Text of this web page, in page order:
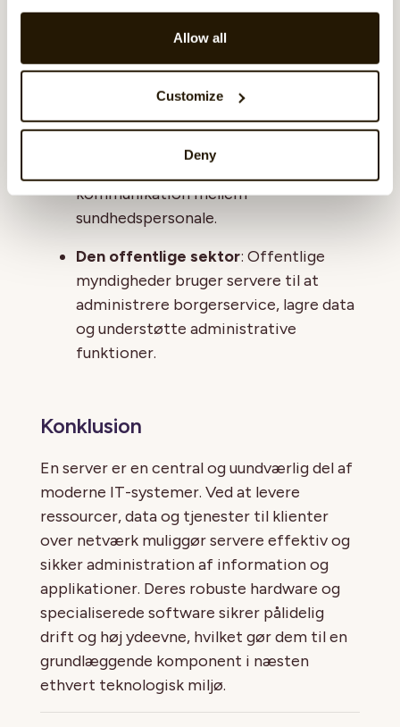
Allow all
Customize
Deny
elevoplysninger, levere e-
læringsplatforme og understøtte
forskningsprojekter.
Sundhedsvæsen: Hospitaler og
klinikker bruger servere til at
administrere patientjournaler,
kommunikation mellem
sundhedspersonale.
Den offentlige sektor: Offentlige
myndigheder bruger servere til at
administrere borgerservice, lagre data
og understøtte administrative
funktioner.
Konklusion
En server er en central og uundværlig del af
moderne IT-systemer. Ved at levere
ressourcer, data og tjenester til klienter
over netværk muliggør servere effektiv og
sikker administration af information og
applikationer. Deres robuste hardware og
specialiserede software sikrer pålidelig
drift og høj ydeevne, hvilket gør dem til en
grundlæggende komponent i næsten
ethvert teknologisk miljø.